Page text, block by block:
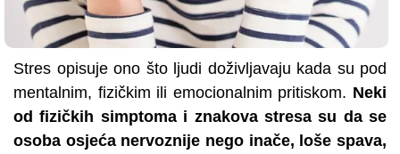
Stres opisuje ono što ljudi doživljavaju kada su pod
mentalnim, fizičkim ili emocionalnim pritiskom. Neki
od fizičkih simptoma i znakova stresa su da se
osoba osjeća nervoznije nego inače, loše spava,